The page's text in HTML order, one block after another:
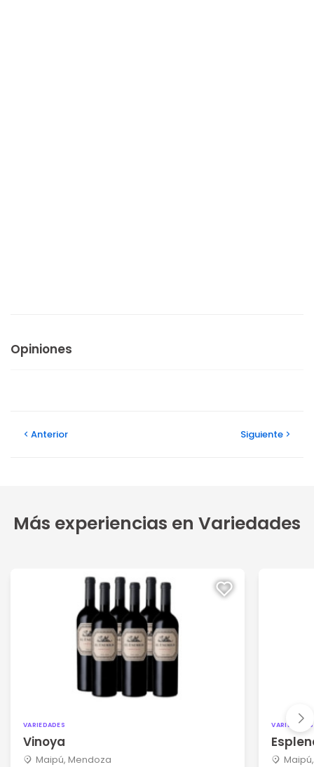
Opiniones
Anterior Siguiente
Más experiencias en Variedades
VARIEDADES
Vinoya
Maipú, Mendoza
VARIEDADES